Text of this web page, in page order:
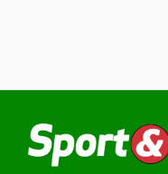
contenuto